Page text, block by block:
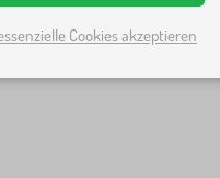
Cookies akzeptieren